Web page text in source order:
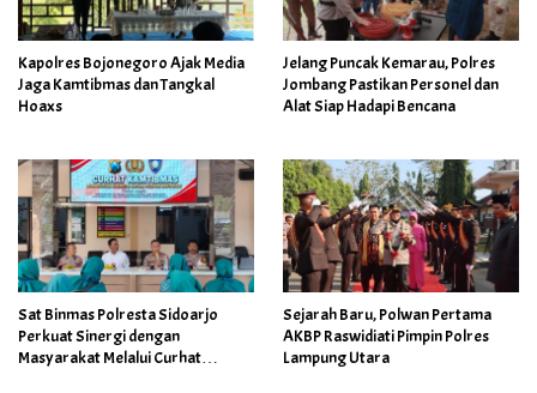
Kapolres Bojonegoro Ajak Media
Jaga Kamtibmas dan Tangkal
Hoaxs
Jelang Puncak Kemarau, Polres
Jombang Pastikan Personel dan
Alat Siap Hadapi Bencana
Sat Binmas Polresta Sidoarjo
Perkuat Sinergi dengan
Masyarakat Melalui Curhat
Sejarah Baru, Polwan Pertama
AKBP Raswidiati Pimpin Polres
Lampung Utara